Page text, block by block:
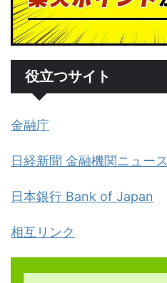
役立つサイト
金融庁
日経新聞 金融機関ニュース
日本銀行 Bank of Japan
相互リンク